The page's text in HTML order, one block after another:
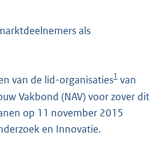
als
van de lid-organisaties1 van
Vakbond (NAV) voor zover dit
op 11 november 2015
en Innovatie.